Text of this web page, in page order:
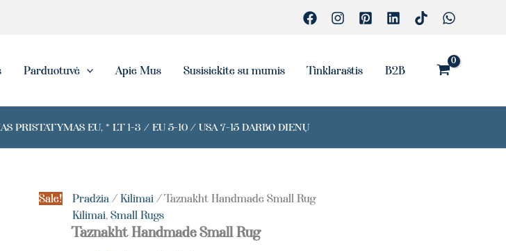
Parduotuvė Apie Mus Susisiekite su mumis Tinklaraštis B2B
PRISTATYMAS EU, * LT 1-3 / EU 5-10 / USA 7-15 DARBO DIENŲ
Sale! Pradžia / Kilimai / Taznakht Handmade Small Rug
Kilimai, Small Rugs
Taznakht Handmade Small Rug
Rug
Small
Rug